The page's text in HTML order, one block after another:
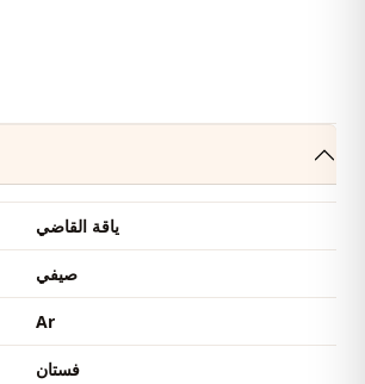
ياقة القاضي
صيفي
Ar
فستان